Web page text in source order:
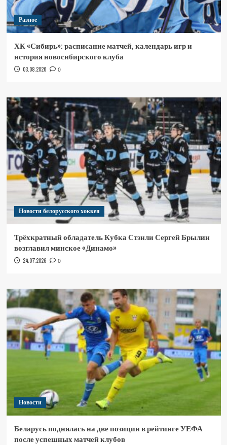
Разное
ХК «Сибирь»: расписание матчей, календарь игр и
история новосибирского клуба
03.08.2026 0
Новости белорусского хоккея
Трёхкратный обладатель Кубка Стэнли Сергей Брылин
возглавил минское «Динамо»
24.07.2026 0
Новости
Беларусь поднялась на две позиции в рейтинге УЕФА
после успешных матчей клубов